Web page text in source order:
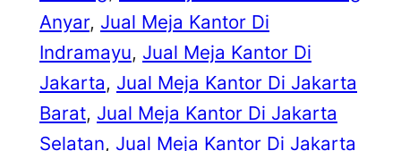
Anyar, Jual Meja Kantor Di
Indramayu, Jual Meja Kantor Di
Jakarta, Jual Meja Kantor Di Jakarta
Barat, Jual Meja Kantor Di Jakarta
Selatan, Jual Meja Kantor Di Jakarta